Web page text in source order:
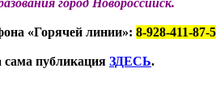
«Горячей линии»: 8-928-411-87-
сама публикация ЗДЕСЬ.